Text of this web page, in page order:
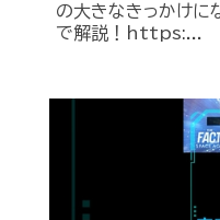
の大きなきっかけに
で解説！https:...